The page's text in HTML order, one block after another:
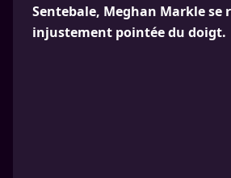
Sentebale, Meghan Markle se
injustement pointée du doigt.